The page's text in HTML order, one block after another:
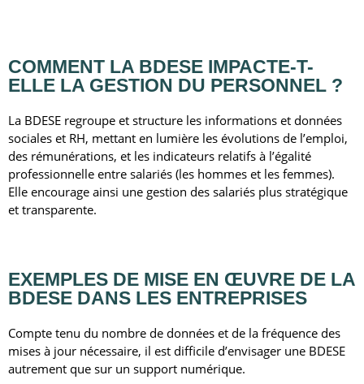
COMMENT LA BDESE IMPACTE-T-
ELLE LA GESTION DU PERSONNEL ?
La BDESE regroupe et structure les informations et données
sociales et RH, mettant en lumière les évolutions de l’emploi,
des rémunérations, et les indicateurs relatifs à l’égalité
professionnelle entre salariés (les hommes et les femmes).
Elle encourage ainsi une gestion des salariés plus stratégique
et transparente.
EXEMPLES DE MISE EN ŒUVRE DE LA
BDESE DANS LES ENTREPRISES
Compte tenu du nombre de données et de la fréquence des
mises à jour nécessaire, il est difficile d’envisager une BDESE
autrement que sur un support numérique.